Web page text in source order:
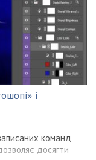
і
команд
досягти